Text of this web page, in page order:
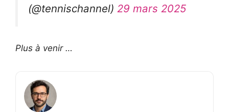
(@tennischannel) 29 mars 2025
Plus à venir …